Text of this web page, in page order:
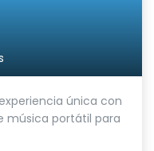
única con
música portátil para